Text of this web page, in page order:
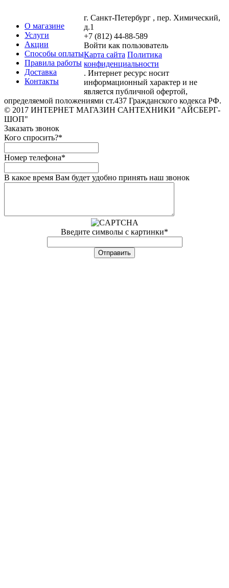
О магазине
Услуги
Акции
Способы оплаты
Правила работы
Доставка
Контакты
г. Санкт-Петербург , пер. Химический,
д.1
+7 (812) 44-88-589
Войти как пользователь
Карта сайта Политика
конфиденциальности
. Интернет ресурс носит
информационный характер и не
является публичной офертой,
определяемой положениями ст.437 Гражданского кодекса РФ.
© 2017 ИНТЕРНЕТ МАГАЗИН САНТЕХНИКИ "АЙСБЕРГ-
ШОП"
Заказать звонок
Кого спросить?*
Номер телефона*
В какое время Вам будет удобно принять наш звонок
Введите символы с картинки*